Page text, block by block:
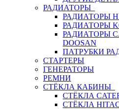
РАДИАТОРЫ
РАДИАТОРЫ
РАДИАТОРЫ
РАДИАТОРЫ
DOOSAN
ПАТРУБКИ
СТАРТЕРЫ
ГЕНЕРАТОРЫ
РЕМНИ
СТЁКЛА КАБИНЫ
СТЁКЛА
СТЁКЛА